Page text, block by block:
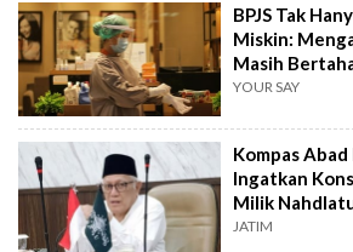
BPJS Tak
Miskin:
Masih
YOUR SAY
Kompas
Ingatkan
Milik
AD/ART
JATIM